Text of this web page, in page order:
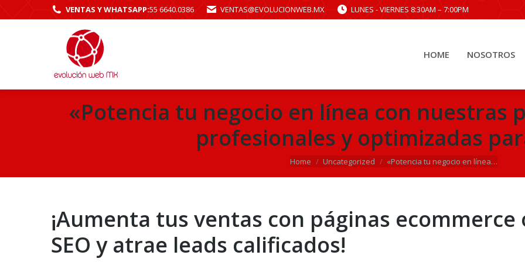
VENTAS Y WHATSAPP:55 6640.0386 VENTAS@EVOLUCIONWEB.MX LUNES - VIERNES 8:30AM – 7:00PM
HOME NOSOTROS
«Potencia tu negocio en línea con nuestras
profesionales y optimizadas
You are here:
Home Uncategorized «Potencia tu negocio en línea…
¡Aumenta tus ventas con páginas
SEO y atrae leads calificados!
HOME NOSOTROS